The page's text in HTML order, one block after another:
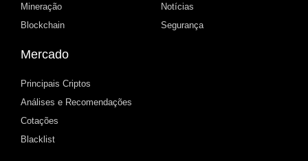
Mineração
Blockchain
Notícias
Segurança
Mercado
Principais Criptos
Análises e Recomendações
Cotações
Blacklist